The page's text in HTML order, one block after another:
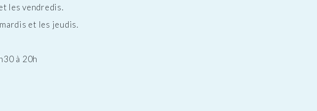
les vendredis.
et les jeudis.
à 20h